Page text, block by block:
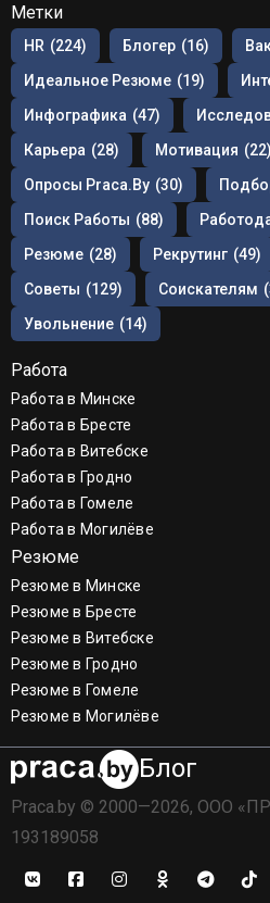
Метки
HR (224) Блогер (16)
Идеальное Резюме (19)
Инфографика (47)
Карьера (28) Мотивация (22)
Опросы Praca.by (30)
Поиск Работы (88)
Резюме (28) Рекрутинг (49)
Советы (129) Соискателям
Увольнение (14)
Работа
Работа в Минске
Работа в Бресте
Работа в Витебске
Работа в Гродно
Работа в Гомеле
Работа в Могилёве
Резюме
Резюме в Минске
Резюме в Бресте
Резюме в Витебске
Резюме в Гродно
Резюме в Гомеле
Резюме в Могилёве
Блог
Praca.by © 2000—2026, ООО
193189058